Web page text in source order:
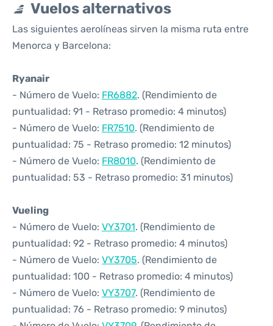
Vuelos alternativos
Las siguientes aerolíneas sirven la misma ruta entre
Menorca y Barcelona:
Ryanair
- Número de Vuelo: FR6882. (Rendimiento de
puntualidad: 91 - Retraso promedio: 4 minutos)
- Número de Vuelo: FR7510. (Rendimiento de
puntualidad: 75 - Retraso promedio: 12 minutos)
- Número de Vuelo: FR8010. (Rendimiento de
puntualidad: 53 - Retraso promedio: 31 minutos)
Vueling
- Número de Vuelo: VY3701. (Rendimiento de
puntualidad: 92 - Retraso promedio: 4 minutos)
- Número de Vuelo: VY3705. (Rendimiento de
puntualidad: 100 - Retraso promedio: 4 minutos)
- Número de Vuelo: VY3707. (Rendimiento de
puntualidad: 76 - Retraso promedio: 9 minutos)